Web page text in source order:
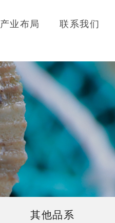
产业布局 联系我们
其他品系